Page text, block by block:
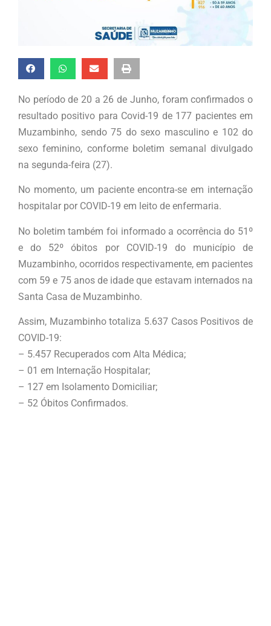
No período de 20 a 26 de Junho, foram confirmados o
resultado positivo para Covid-19 de 177 pacientes em
Muzambinho, sendo 75 do sexo masculino e 102 do
sexo feminino, conforme boletim semanal divulgado
na segunda-feira (27).
No momento, um paciente encontra-se em internação
hospitalar por COVID-19 em leito de enfermaria.
No boletim também foi informado a ocorrência do 51º
e do 52º óbitos por COVID-19 do município de
Muzambinho, ocorridos respectivamente, em pacientes
com 59 e 75 anos de idade que estavam internados na
Santa Casa de Muzambinho.
Assim, Muzambinho totaliza 5.637 Casos Positivos de
COVID-19:
– 5.457 Recuperados com Alta Médica;
– 01 em Internação Hospitalar;
– 127 em Isolamento Domiciliar;
– 52 Óbitos Confirmados.